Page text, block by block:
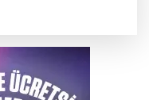
ulaşım hamlesi